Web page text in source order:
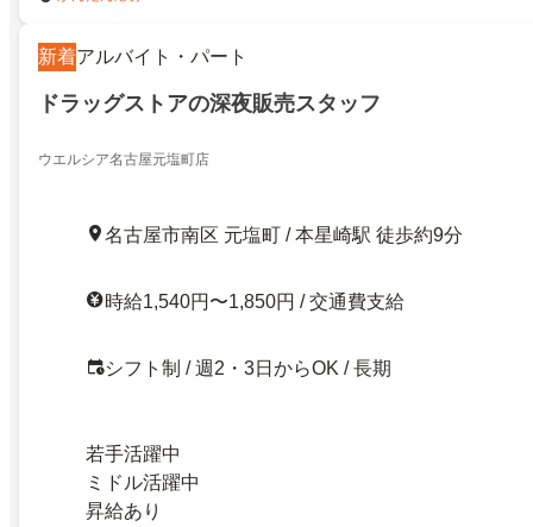
新着アルバイト・パート
ドラッグストアの深夜販売スタッフ
ウエルシア名古屋元塩町店
名古屋市南区 元塩町 / 本星崎駅 徒歩約9分
時給1,540円〜1,850円 / 交通費支給
シフト制 / 週2・3日からOK / 長期
若手活躍中
ミドル活躍中
昇給あり